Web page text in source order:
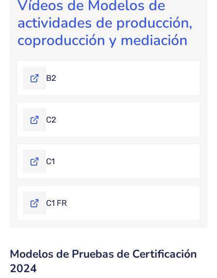
Vídeos de Modelos de
actividades de producción,
coproducción y mediación
B2
C2
C1
C1 FR
Modelos de Pruebas de Certificación
2024